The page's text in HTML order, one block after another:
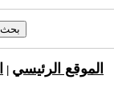
الموقع الرئيسي